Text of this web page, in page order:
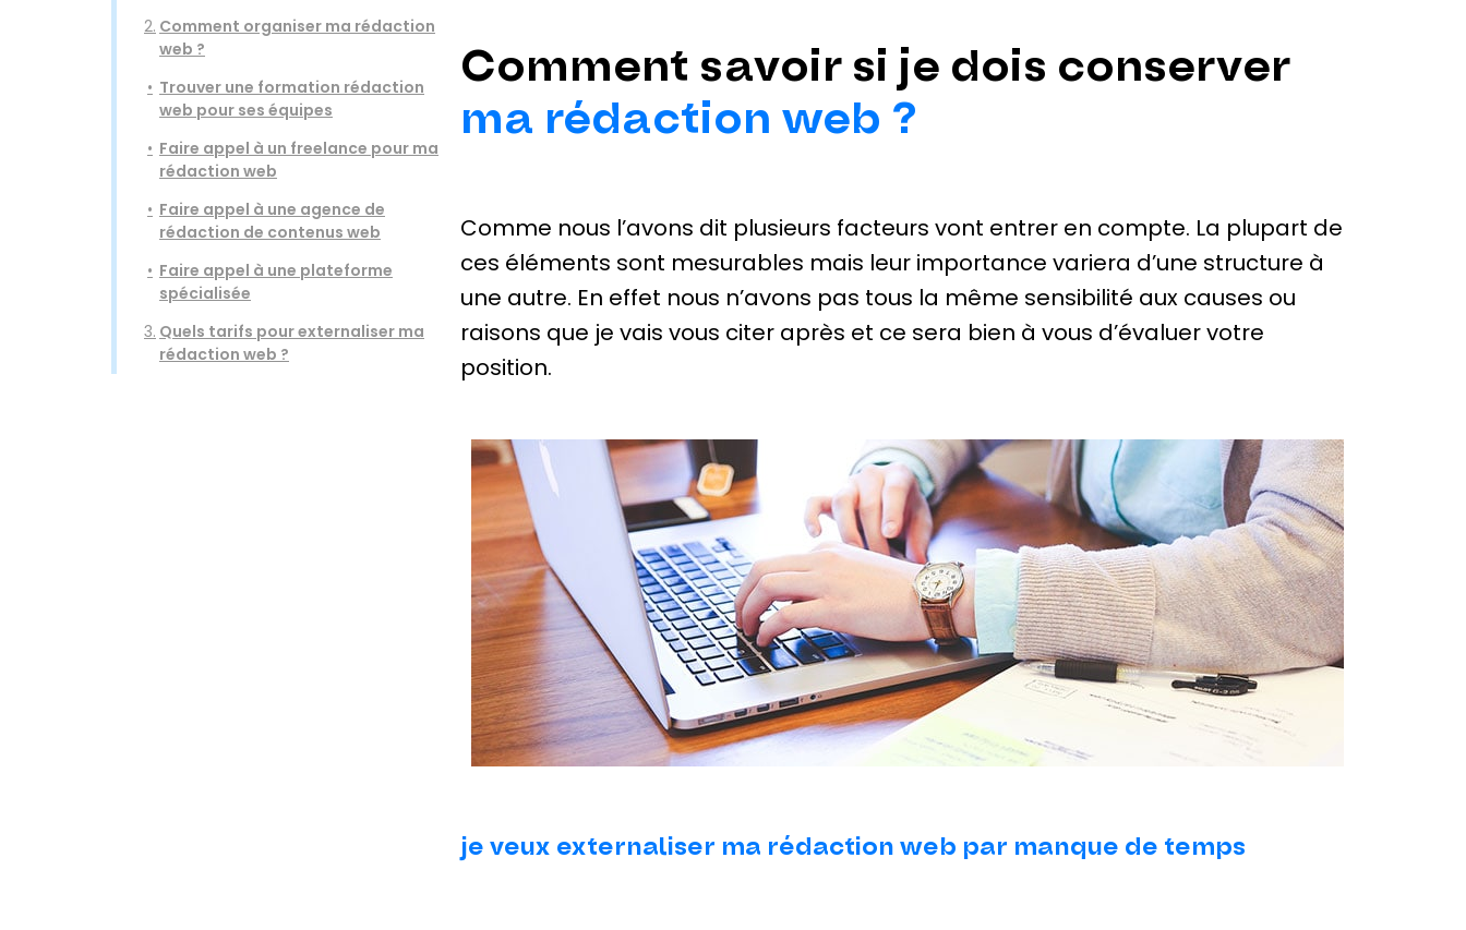
2. Comment organiser ma rédaction
web ?
Trouver une formation rédaction
web pour ses équipes
Faire appel à un freelance pour ma
rédaction web
Faire appel à une agence de
rédaction de contenus web
Faire appel à une plateforme
spécialisée
3. Quels tarifs pour externaliser ma
rédaction web ?
Comment savoir si je dois conserver
ma rédaction web ?
Comme nous l’avons dit plusieurs facteurs vont entrer en compte. La plupart de
ces éléments sont mesurables mais leur importance variera d’une structure à
une autre. En effet nous n’avons pas tous la même sensibilité aux causes ou
raisons que je vais vous citer après et ce sera bien à vous d’évaluer votre
position.
je veux externaliser ma rédaction web par manque de temps